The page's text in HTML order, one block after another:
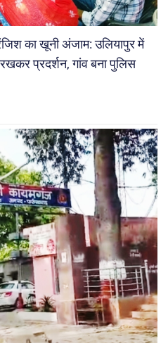
का खूनी अंजाम: उलियापुर में
प्रदर्शन, गांव बना पुलिस